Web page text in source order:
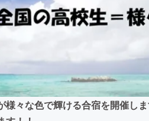
CAMPFIRE
CAMPFIREふ
々な色で輝ける合宿を開催し